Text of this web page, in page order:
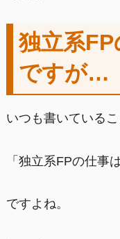
独立系
ですが…
いつも書いているこ
「独立系FPの仕事
ですよね。